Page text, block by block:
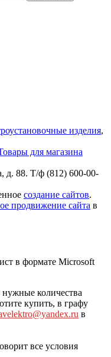
изделия,
для магазина
д. 88. Т/ф (812) 600-00-
создание сайтов.
продвижение сайта в
в формате Microsoft
количества
купить, в графу
в
все условия